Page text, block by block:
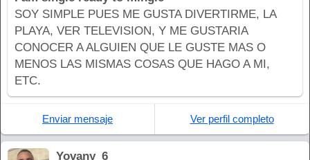
SOY SIMPLE PUES ME GUSTA DIVERTIRME, LA
PLAYA, VER TELEVISION, Y ME GUSTARIA
CONOCER A ALGUIEN QUE LE GUSTE MAS O
MENOS LAS MISMAS COSAS QUE HAGO A MI,
ETC.
Enviar mensaje Ver perfil completo
Yovany_6